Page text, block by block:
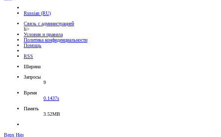
Russian (RU)
Связь с администрацией
li>
Условия и правила
Политика конфиденциальности
Помощь
RSS
Ширина
Запросы
9
Время
0.1437s
Память
3.52MB
Верх Низ